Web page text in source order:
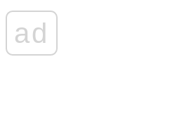
ad